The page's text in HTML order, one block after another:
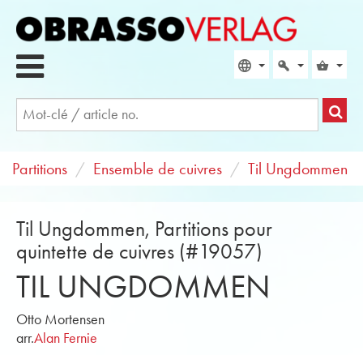
Partitions Ensemble de cuivres Til Ungdommen
Til Ungdommen, Partitions pour
quintette de cuivres (#19057)
TIL UNGDOMMEN
Otto Mortensen
arr.Alan Fernie